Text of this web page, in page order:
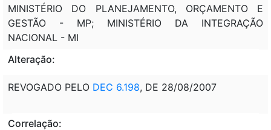
MINISTÉRIO DO PLANEJAMENTO, ORÇAMENTO E
GESTÃO - MP; MINISTÉRIO DA INTEGRAÇÃO
NACIONAL - MI
Alteração:
REVOGADO PELO DEC 6.198, DE 28/08/2007
Correlação: